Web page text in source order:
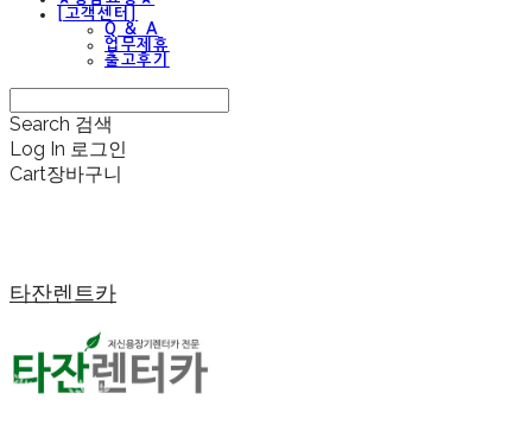
[고객센터]
Q & A
업무제휴
출고후기
Search 검색
Log In 로그인
Cart장바구니
타잔렌트카